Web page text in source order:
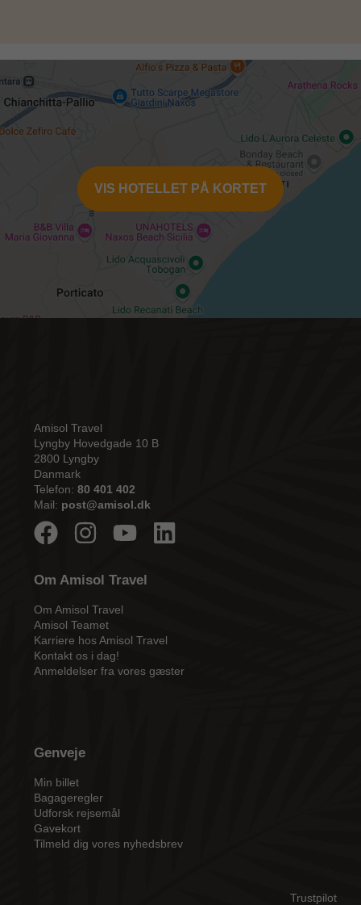
VIS HOTELLET PÅ KORTET
Amisol Travel
Lyngby Hovedgade 10 B
2800 Lyngby
Danmark
Telefon: 80 401 402
Mail: post@amisol.dk
Om Amisol Travel
Om Amisol Travel
Amisol Teamet
Karriere hos Amisol Travel
Kontakt os i dag!
Anmeldelser fra vores gæster
Genveje
Min billet
Bagageregler
Udforsk rejsemål
Gavekort
Tilmeld dig vores nyhedsbrev
Trustpilot